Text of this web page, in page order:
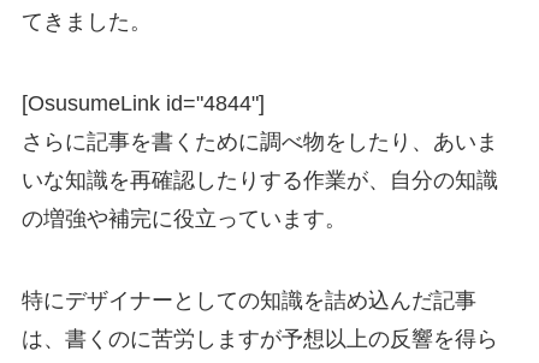
てきました。
[OsusumeLink id="4844"]
さらに記事を書くために調べ物をしたり、あいま
いな知識を再確認したりする作業が、自分の知識
の増強や補完に役立っています。
特にデザイナーとしての知識を詰め込んだ記事
は、書くのに苦労しますが予想以上の反響を得ら